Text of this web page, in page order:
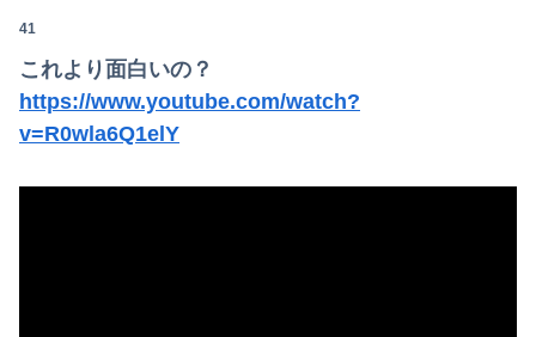
41
これより面白いの？
https://www.youtube.com/watch?
v=R0wla6Q1elY